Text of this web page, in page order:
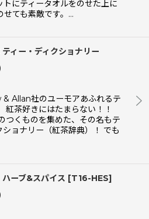
トにティータオルをのせた上に
せても素敵です。…
ィー・ディクショナリー
Allan社のユーモアあふれるテ
紅茶好きにはたまらない！！
つくものを集めた、その名もテ
ショナリー（紅茶辞典）！ でも
ーブ&スパイス [T16-HES]